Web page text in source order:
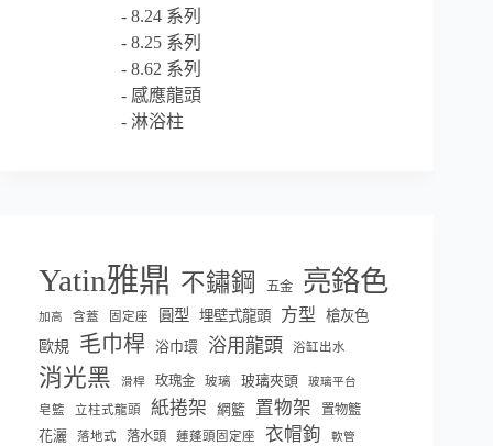
8.24 系列
8.25 系列
8.62 系列
感應龍頭
淋浴柱
Yatin雅鼎 不鏽鋼 五金 亮鉻色
加高 含蓋 固定座 圓型 埋壁式龍頭 方型
槍灰色
歐規
毛巾桿 浴巾環 浴用龍頭 浴缸出水
消光黑 滑桿 玫瑰金 玻璃 玻璃夾頭 玻璃平台
皂籃 立柱式龍頭 紙捲架 網籃 置物架
置物籃
花灑
落地式 落水頭 蓮蓬頭固定座 衣帽鉤 軟管